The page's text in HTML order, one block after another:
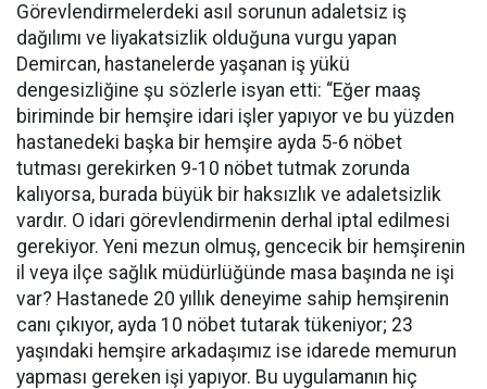
Görevlendirmelerdeki asıl sorunun adaletsiz iş
dağılımı ve liyakatsizlik olduğuna vurgu yapan
Demircan, hastanelerde yaşanan iş yükü
dengesizliğine şu sözlerle isyan etti: “Eğer maaş
biriminde bir hemşire idari işler yapıyor ve bu yüzden
hastanedeki başka bir hemşire ayda 5-6 nöbet
tutması gerekirken 9-10 nöbet tutmak zorunda
kalıyorsa, burada büyük bir haksızlık ve adaletsizlik
vardır. O idari görevlendirmenin derhal iptal edilmesi
gerekiyor. Yeni mezun olmuş, gencecik bir hemşirenin
il veya ilçe sağlık müdürlüğünde masa başında ne işi
var? Hastanede 20 yıllık deneyime sahip hemşirenin
canı çıkıyor, ayda 10 nöbet tutarak tükeniyor; 23
yaşındaki hemşire arkadaşımız ise idarede memurun
yapması gereken işi yapıyor. Bu uygulamanın hiç